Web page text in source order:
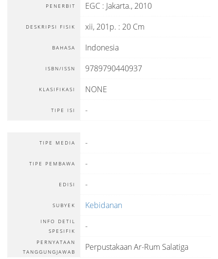
PENERBIT EGC : Jakarta., 2010
DESKRIPSI FISIK xii, 201p. : 20 Cm
BAHASA Indonesia
ISBN/ISSN 9789790440937
KLASIFIKASI NONE
TIPE ISI -
TIPE MEDIA -
TIPE PEMBAWA -
EDISI -
SUBYEK Kebidanan
INFO DETIL
SPESIFIK
-
PERNYATAAN
TANGGUNGJAWAB
Perpustakaan Ar-Rum Salatiga